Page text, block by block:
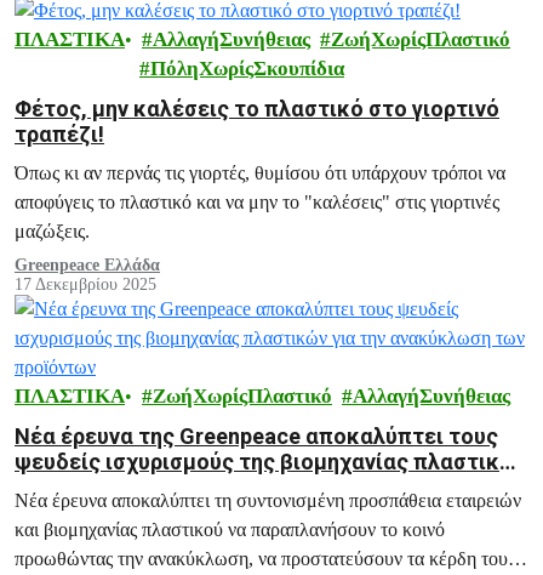
ΠΛΑΣΤΙΚΑ ΑλλαγήΣυνήθειας
ΖωήΧωρίςΠλαστικό
ΠόληΧωρίςΣκουπίδια
Φέτος, μην καλέσεις το πλαστικό στο γιορτινό
τραπέζι!
Όπως κι αν περνάς τις γιορτές, θυμίσου ότι υπάρχουν τρόποι να
αποφύγεις το πλαστικό και να μην το "καλέσεις" στις γιορτινές
μαζώξεις.
Greenpeace Ελλάδα
17 Δεκεμβρίου 2025
ΠΛΑΣΤΙΚΑ ΖωήΧωρίςΠλαστικό ΑλλαγήΣυνήθειας
Νέα έρευνα της Greenpeace αποκαλύπτει τους
ψευδείς ισχυρισμούς της βιομηχανίας πλαστικών
για την ανακύκλωση των προϊόντων
Νέα έρευνα αποκαλύπτει τη συντονισμένη προσπάθεια εταιρειών
και βιομηχανίας πλαστικού να παραπλανήσουν το κοινό
προωθώντας την ανακύκλωση, να προστατεύσουν τα κέρδη τους